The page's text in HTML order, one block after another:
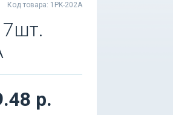
Код товара: 1PK-202A
р.